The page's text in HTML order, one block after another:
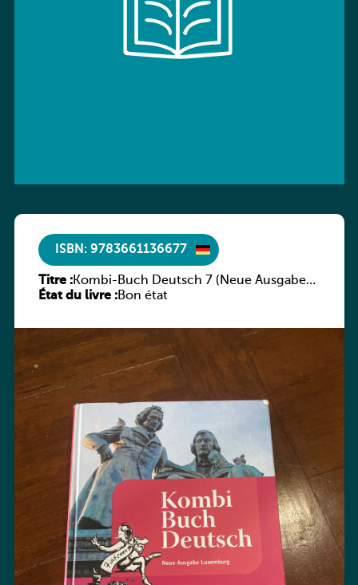
ISBN: 9783661136677
Titre :Kombi-Buch Deutsch 7 (Neue Ausgabe
Luxemburg)
État du livre :Bon état